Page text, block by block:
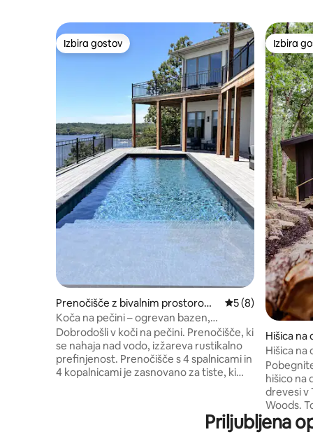
Izbira gostov
Izbira gostov
Prenočišče z bivalnim prostorom
v mestu Sunrise Beach
Povprečna
5 (8)
Koča na pečini – ogrevan bazen,
masažna kad in razgledi!
Dobrodošli v koči na pečini. Prenočišče, ki
se nahaja nad vodo, izžareva rustikalno
prefinjenost. Prenočišče s 4 spalnicami in
4 kopalnicami je zasnovano za tiste, ki
jezero. Prenočišče ima ogrevan bazen,
masažno kad na robu pečine in tri
Izbira
Izbira
Hišica na
nrise
Hišica na
hišico na
drevesi v
Woods.
udobje z
Priljubljena